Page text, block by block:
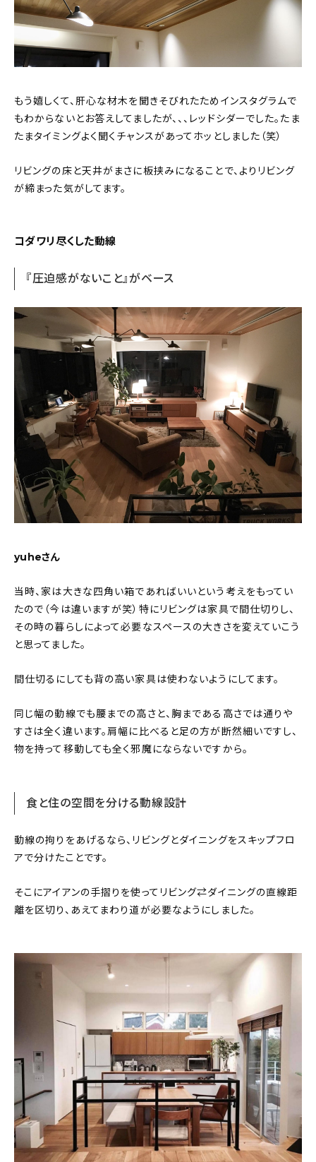
もう嬉しくて、肝心な材木を聞きそびれたためインスタグラムで
もわからないとお答えしてましたが、、、レッドシダーでした。たま
たまタイミングよく聞くチャンスがあってホッとしました（笑）
リビングの床と天井がまさに板挟みになることで、よりリビング
が締まった気がしてます。
コダワリ尽くした動線
『圧迫感がないこと』がベース
yuheさん
当時、家は大きな四角い箱であればいいという考えをもってい
たので（今は違いますが笑）特にリビングは家具で間仕切りし、
その時の暮らしによって必要なスペースの大きさを変えていこう
と思ってました。
間仕切るにしても背の高い家具は使わないようにしてます。
同じ幅の動線でも腰までの高さと、胸まである高さでは通りや
すさは全く違います。肩幅に比べると足の方が断然細いですし、
物を持って移動しても全く邪魔にならないですから。
食と住の空間を分ける動線設計
動線の拘りをあげるなら、リビングとダイニングをスキップフロ
アで分けたことです。
そこにアイアンの手摺りを使ってリビング⇄ダイニングの直線距
離を区切り、あえてまわり道が必要なようにしました。